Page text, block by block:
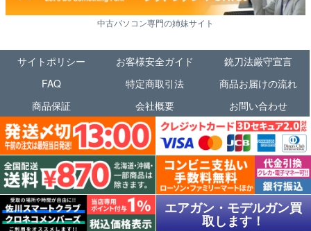
中古パソコン専門の姉妹サイト
サイトポリシー お客様安全ガイド
銃刀法厳守宣言
FAQ
特定商取引法
商品お届けの流れ
商品保証
会社概要 お問い合わせ
エアガン・モデルガン買
取します！